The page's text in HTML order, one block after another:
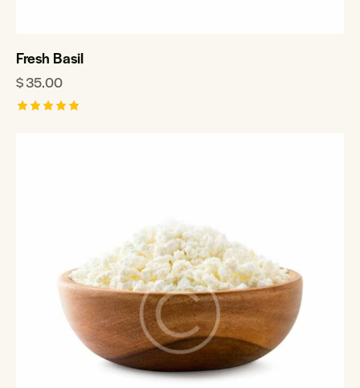
Fresh Basil
$35.00